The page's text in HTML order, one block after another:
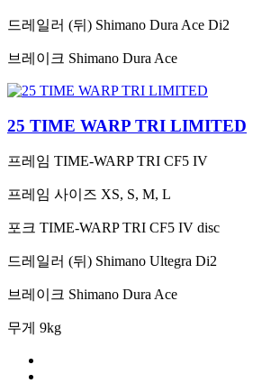
드레일러 (뒤) Shimano Dura Ace Di2
브레이크 Shimano Dura Ace
25 TIME WARP TRI LIMITED
프레임 TIME-WARP TRI CF5 IV
프레임 사이즈 XS, S, M, L
포크 TIME-WARP TRI CF5 IV disc
드레일러 (뒤) Shimano Ultegra Di2
브레이크 Shimano Dura Ace
무게 9kg